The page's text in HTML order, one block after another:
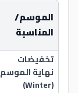
الموسم/
المناسبة
تخفيضات
نهاية الموسم
(Winter)